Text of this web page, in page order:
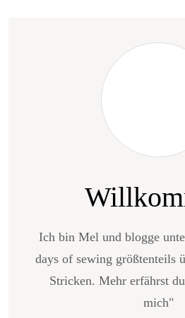
Ich bin Mel und blogge
days of sewing größtenteils
Stricken. Mehr erfährst
mich"